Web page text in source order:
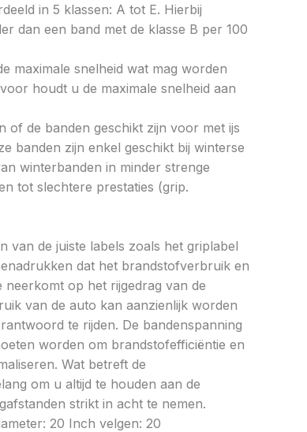
in 5 klassen: A tot E. Hierbij
dan een band met de klasse B per 100
maximale snelheid wat mag worden
houdt u de maximale snelheid aan
of de banden geschikt zijn voor met ijs
banden zijn enkel geschikt bij winterse
winterbanden in minder strenge
tot slechtere prestaties (grip.
van de juiste labels zoals het griplabel
dat het brandstofverbruik en
neerkomt op het rijgedrag van de
van de auto kan aanzienlijk worden
te rijden. De bandenspanning
worden om brandstofefficiëntie en
Wat betreft de
om u altijd te houden aan de
strikt in acht te nemen.
20 Inch velgen: 20